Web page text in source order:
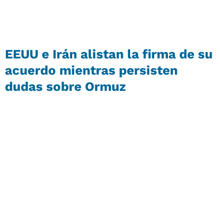
EEUU e Irán alistan la firma de su
acuerdo mientras persisten
dudas sobre Ormuz